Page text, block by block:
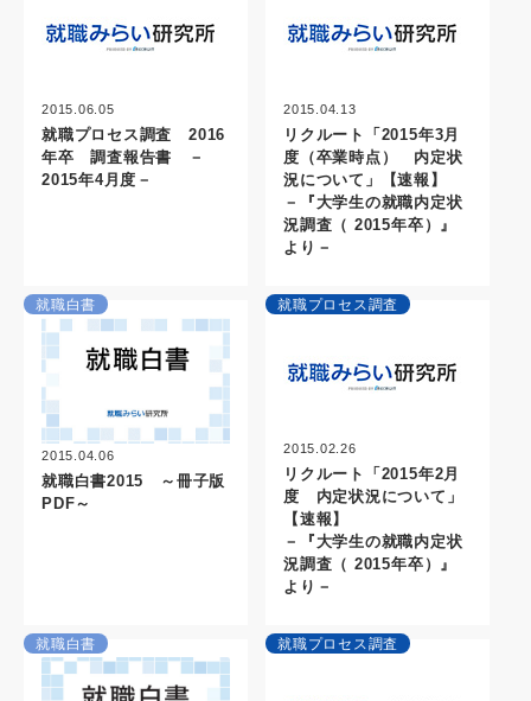
2015.06.05
就職プロセス調査 2016
年卒 調査報告書 －
2015年4月度－
2015.04.13
リクルート「2015年3月
度（卒業時点） 内定状
況について」【速報】
－『大学生の就職内定状
況調査（ 2015年卒）』
より－
就職白書
2015.04.06
就職白書2015 ～冊子版
PDF～
就職プロセス調査
2015.02.26
リクルート「2015年2月
度 内定状況について」
【速報】
－『大学生の就職内定状
況調査（ 2015年卒）』
より－
就職白書 就職プロセス調査